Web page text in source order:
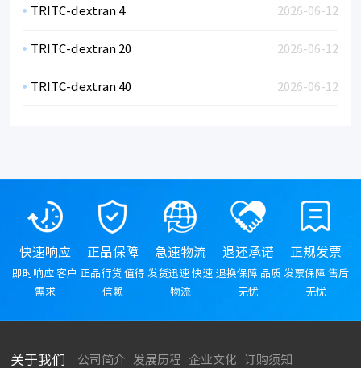
2026-06-12
TRITC-dextran 4
2026-06-12
TRITC-dextran 20
2026-06-12
TRITC-dextran 40
快速响应
即时响应 客户
需求
正品保障
正品行货 值得
信赖
急速物流
发货迅速 快速
物流
退还承诺
退换保障 品质
无忧
正规发票
发票保障 售后
无忧
关于我们 公司简介 发展历程 企业文化 订购须知